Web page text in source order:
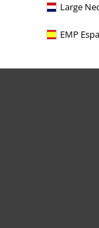
Large
EMP